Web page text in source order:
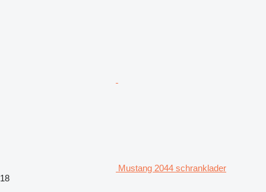
Mustang 2044 schranklader
18